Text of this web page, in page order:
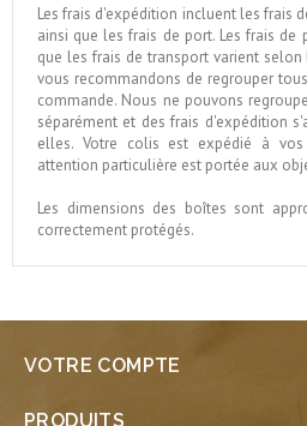
Les frais d'expédition incluent les frais
ainsi que les frais de port. Les frais de
que les frais de transport varient
vous recommandons de regrouper
commande. Nous ne pouvons
séparément et des frais d'expédition
elles. Votre colis est expédié à vos
attention particulière est portée aux
Les dimensions des boîtes sont
correctement protégés.
VOTRE COMPTE
PRODUITS